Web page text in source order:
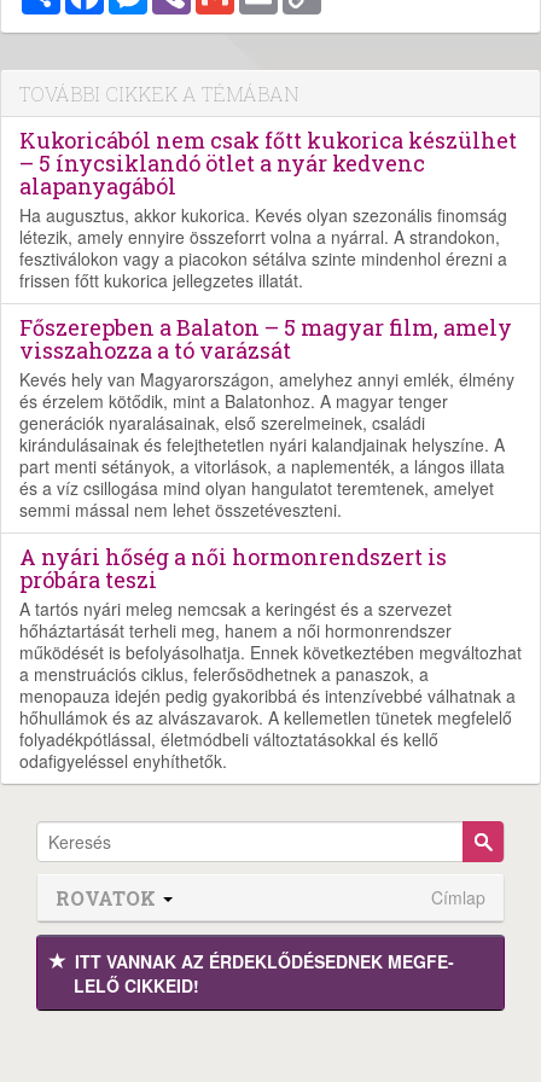
TOVÁBBI CIKKEK A TÉMÁBAN
Kukoricából nem csak főtt kukorica készülhet
– 5 ínycsiklandó ötlet a nyár kedvenc
alapanyagából
Ha augusztus, akkor kukorica. Kevés olyan szezonális finomság
létezik, amely ennyire összeforrt volna a nyárral. A strandokon,
fesztiválokon vagy a piacokon sétálva szinte mindenhol érezni a
frissen főtt kukorica jellegzetes illatát.
Főszerepben a Balaton – 5 magyar film, amely
visszahozza a tó varázsát
Kevés hely van Magyarországon, amelyhez annyi emlék, élmény
és érzelem kötődik, mint a Balatonhoz. A magyar tenger
generációk nyaralásainak, első szerelmeinek, családi
kirándulásainak és felejthetetlen nyári kalandjainak helyszíne. A
part menti sétányok, a vitorlások, a naplementék, a lángos illata
és a víz csillogása mind olyan hangulatot teremtenek, amelyet
semmi mással nem lehet összetéveszteni.
A nyári hőség a női hormonrendszert is
próbára teszi
A tartós nyári meleg nemcsak a keringést és a szervezet
hőháztartását terheli meg, hanem a női hormonrendszer
működését is befolyásolhatja. Ennek következtében megváltozhat
a menstruációs ciklus, felerősödhetnek a panaszok, a
menopauza idején pedig gyakoribbá és intenzívebbé válhatnak a
hőhullámok és az alvászavarok. A kellemetlen tünetek megfelelő
folyadékpótlással, életmódbeli változtatásokkal és kellő
odafigyeléssel enyhíthetők.
ROVATOK Címlap
ITT VANNAK AZ ÉRDEK­LŐDÉ­SEDNEK MEGFE­
LELŐ CIKKEID!